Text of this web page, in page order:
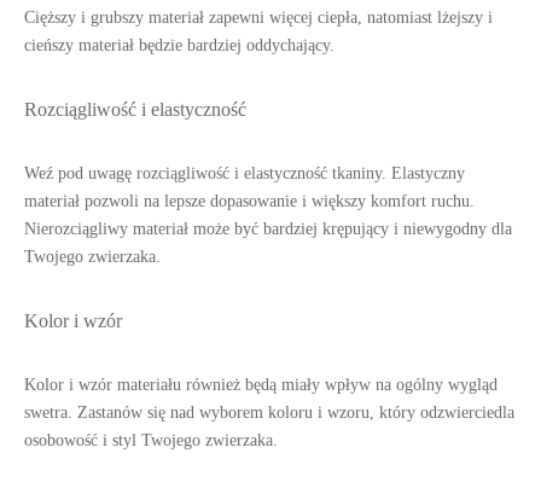
Cięższy i grubszy materiał zapewni więcej ciepła, natomiast lżejszy i
cieńszy materiał będzie bardziej oddychający.
Rozciągliwość i elastyczność
Weź pod uwagę rozciągliwość i elastyczność tkaniny. Elastyczny
materiał pozwoli na lepsze dopasowanie i większy komfort ruchu.
Nierozciągliwy materiał może być bardziej krępujący i niewygodny dla
Twojego zwierzaka.
Kolor i wzór
Kolor i wzór materiału również będą miały wpływ na ogólny wygląd
swetra. Zastanów się nad wyborem koloru i wzoru, który odzwierciedla
osobowość i styl Twojego zwierzaka.